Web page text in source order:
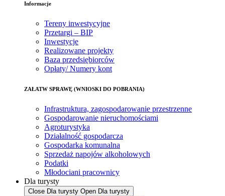
Informacje
Tereny inwestycyjne
Przetargi – BIP
Inwestycje
Realizowane projekty
Baza przedsiębiorców
Opłaty/ Numery kont
ZAŁATW SPRAWĘ (WNIOSKI DO POBRANIA)
Infrastruktura, zagospodarowanie przestrzenne
Gospodarowanie nieruchomościami
Agroturystyka
Działalność gospodarcza
Gospodarka komunalna
Sprzedaż napojów alkoholowych
Podatki
Młodociani pracownicy
Dla turysty
Close Dla turysty Open Dla turysty